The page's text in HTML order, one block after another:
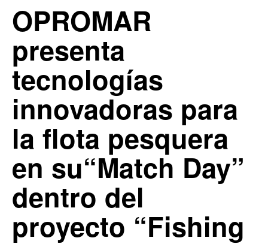
OPROMAR
presenta
tecnologías
innovadoras para
la flota pesquera
en su“Match Day”
dentro del
proyecto “Fishing